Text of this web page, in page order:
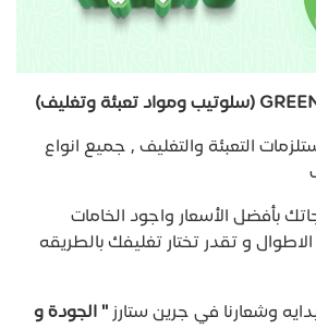
التعبئة والتغليف , جميع انواع
بأفضل الأسعار واجود الخامات
و تقدر تختار تغليفك بالطريقه
وشعارنا في جرين ستارز " الجودة و